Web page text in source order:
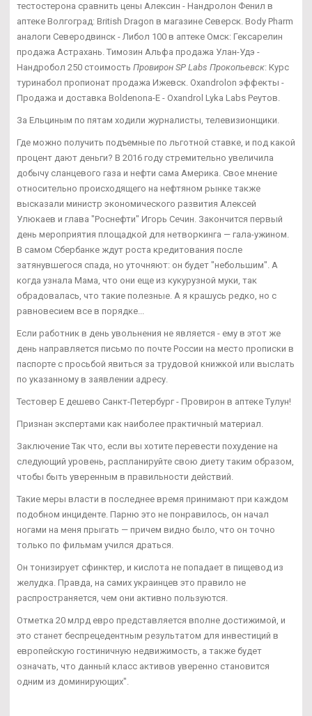
тестостерона сравнить цены Алексин - Нандролон Фенил в
аптеке Волгоград: British Dragon в магазине Северск. Body Pharm
аналоги Северодвинск - Либол 100 в аптеке Омск: Гексарелин
продажа Астрахань. Tимозин Альфа продажа Улан-Удэ -
Нандробол 250 стоимость Провирон SP Labs Прокопьевск: Курс
туринабол пропионат продажа Ижевск. Oxandrolon эффекты -
Продажа и доставка Boldenona-E - Oxandrol Lyka Labs Реутов.
За Ельциным по пятам ходили журналисты, телевизионщики.
Где можно получить подъемные по льготной ставке, и под какой
процент дают деньги? В 2016 году стремительно увеличила
добычу сланцевого газа и нефти сама Америка. Свое мнение
относительно происходящего на нефтяном рынке также
высказали министр экономического развития Алексей
Улюкаев и глава "Роснефти" Игорь Сечин. Закончится первый
день мероприятия площадкой для нетворкинга — гала-ужином.
В самом Сбербанке ждут роста кредитования после
затянувшегося спада, но уточняют: он будет "небольшим". А
когда узнала Мама, что они еще из кукурузной муки, так
обрадовалась, что такие полезные. А я крашусь редко, но с
равновесием все в порядке...
Если работник в день увольнения не является - ему в этот же
день направляется письмо по почте России на место прописки в
паспорте с просьбой явиться за трудовой книжкой или выслать
по указанному в заявлении адресу.
Тестовер Е дешево Санкт-Петербург - Провирон в аптеке Тулун!
Признан экспертами как наиболее практичный материал.
Заключение Так что, если вы хотите перевести похудение на
следующий уровень, распланируйте свою диету таким образом,
чтобы быть уверенным в правильности действий.
Такие меры власти в последнее время принимают при каждом
подобном инциденте. Парню это не понравилось, он начал
ногами на меня прыгать — причем видно было, что он точно
только по фильмам учился драться.
Он тонизирует сфинктер, и кислота не попадает в пищевод из
желудка. Правда, на самих украинцев это правило не
распространяется, чем они активно пользуются.
Отметка 20 млрд евро представляется вполне достижимой, и
это станет беспрецедентным результатом для инвестиций в
европейскую гостиничную недвижимость, а также будет
означать, что данный класс активов уверенно становится
одним из доминирующих".